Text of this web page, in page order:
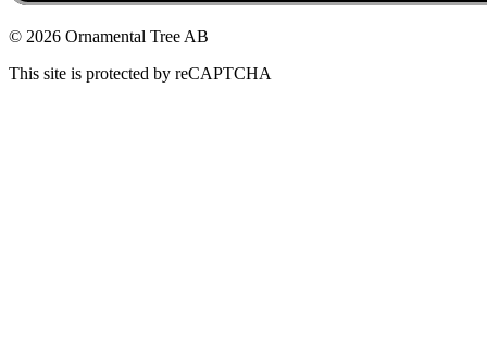
© 2026 Ornamental Tree AB
This site is protected by reCAPTCHA